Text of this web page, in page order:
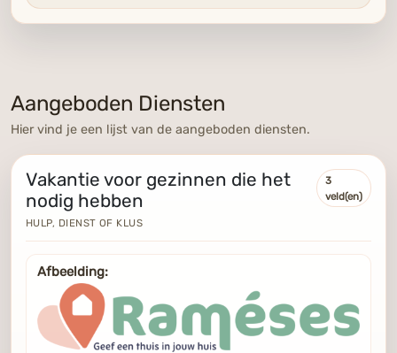
Aangeboden Diensten
Hier vind je een lijst van de aangeboden diensten.
Vakantie voor gezinnen die het
nodig hebben
HULP, DIENST OF KLUS
3
veld(en)
Afbeelding: